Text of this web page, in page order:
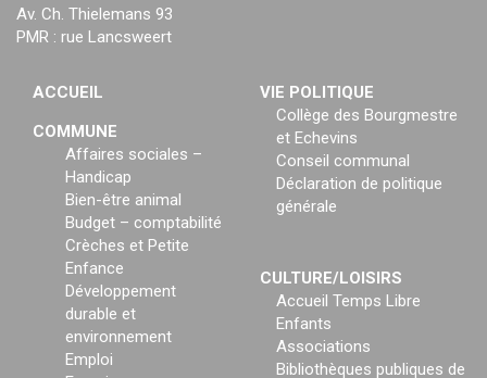
Av. Ch. Thielemans 93
PMR : rue Lancsweert
ACCUEIL
COMMUNE
Affaires sociales –
Handicap
Bien-être animal
Budget – comptabilité
Crèches et Petite
Enfance
Développement
durable et
environnement
Emploi
VIE POLITIQUE
Collège des Bourgmestre
et Echevins
Conseil communal
Déclaration de politique
générale
CULTURE/LOISIRS
Accueil Temps Libre
Enfants
Associations
Bibliothèques publiques de